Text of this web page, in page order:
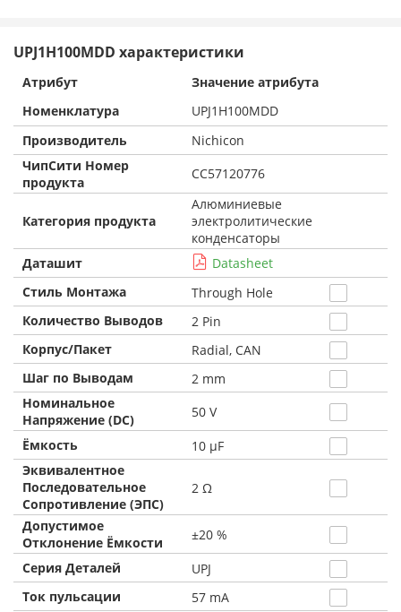
UPJ1H100MDD характеристики
Атрибут
Значение атрибута
Номенклатура
UPJ1H100MDD
Производитель
Nichicon
ЧипСити Номер
продукта
CC57120776
Категория продукта
Алюминиевые
электролитические
конденсаторы
Даташит
Datasheet
Стиль Монтажа
Through Hole
Количество Выводов
2 Pin
Корпус/Пакет
Radial, CAN
Шаг по Выводам
2 mm
Номинальное
Напряжение (DC)
50 V
Ёмкость
10 µF
Эквивалентное
Последовательное
Сопротивление (ЭПС)
2 Ω
Допустимое
Отклонение Ёмкости
±20 %
Серия Деталей
UPJ
Ток пульсации
57 mA